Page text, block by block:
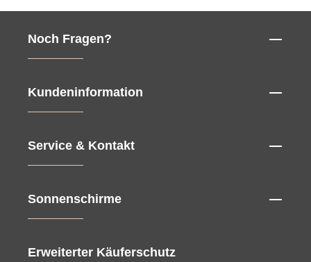
Noch Fragen?
Kundeninformation
Service & Kontakt
Sonnenschirme
Erweiterter Käuferschutz